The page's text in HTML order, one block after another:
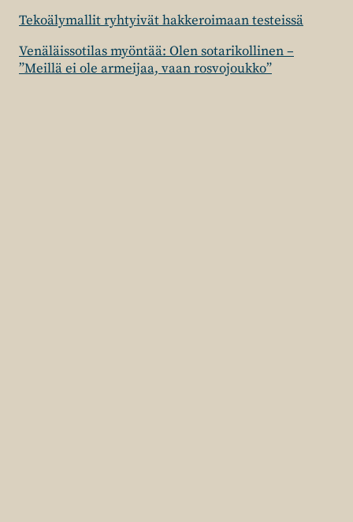
Tekoälymallit ryhtyivät hakkeroimaan testeissä
Venäläissotilas myöntää: Olen sotarikollinen –
”Meillä ei ole armeijaa, vaan rosvojoukko”